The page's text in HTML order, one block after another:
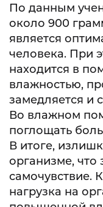
По данным
около 900
является
человека. При
находится в
влажностью,
замедляется и
Во влажном
поглощать
В итоге,
организме, что
самочувствие.
нагрузка на